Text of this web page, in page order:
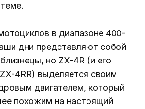
в диапазоне 400-
дни представляют собой
но ZX-4R (и его
4RR) выделяется своим
двигателем, который
похожим на настоящий